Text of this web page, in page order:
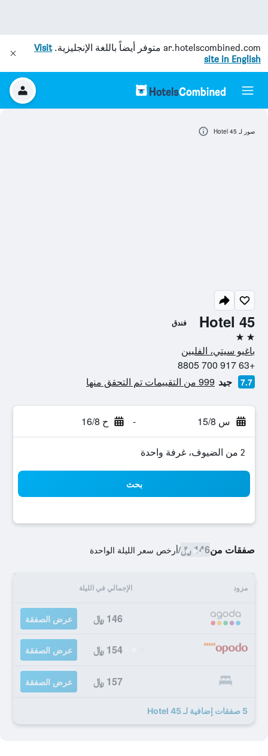
ar.hotelscombined.com متوفر أيضاً باللغة الإنجليزية.Visit
site in English
Hotel 45 فندق
2 نجمتين
باغيو سيتي، الفلبين
+63 917 700 8805
7.7 جيد 999 من التقييمات تم التحقق منها
س 15/8 - ح 16/8
2 من الضيوف، غرفة واحدة
بحث
صفقات من146 ﷼ /أرخص سعر الليلة الواحدة
مزود الإجمالي في الليلة
146 ﷼ عرض الصفقة
154 ﷼ عرض الصفقة
157 ﷼ عرض الصفقة
5 صفقات إضافية لـ Hotel 45
صور لـ Hotel 45